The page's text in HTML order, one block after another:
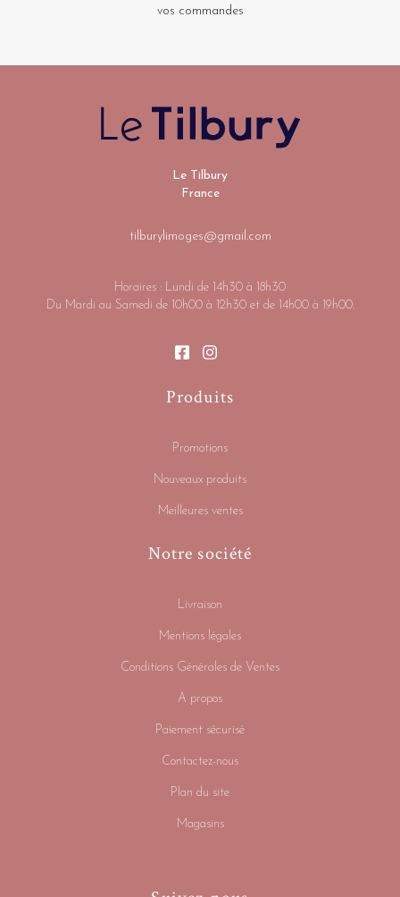
vos commandes
Le Tilbury
France
tilburylimoges@gmail.com
Horaires : Lundi de 14h30 à 18h30
Du Mardi au Samedi de 10h00 à 12h30 et de 14h00 à 19h00.
Produits
Promotions
Nouveaux produits
Meilleures ventes
Notre société
Livraison
Mentions légales
Conditions Générales de Ventes
A propos
Paiement sécurisé
Contactez-nous
Plan du site
Magasins